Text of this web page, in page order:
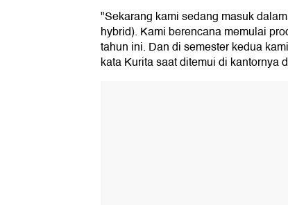
"Sekarang kami sedang masuk
hybrid). Kami berencana memulai
tahun ini. Dan di semester kedua
kata Kurita saat ditemui di kantornya